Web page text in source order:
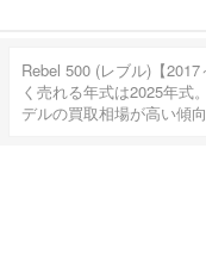
Rebel 500 (レブル)【
く売れる年式は2025年式
デルの買取相場が高い傾